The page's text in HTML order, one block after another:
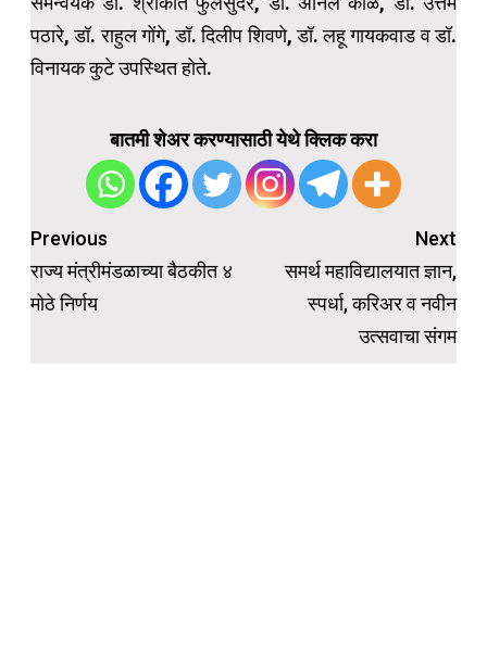
पठारे, डॉ. राहुल गोंगे, डॉ. दिलीप शिवणे, डॉ. लहू गायकवाड व डॉ.
विनायक कुटे उपस्थित होते.
बातमी शेअर करण्यासाठी येथे क्लिक करा
Post
navigation
Previous
राज्य मंत्रीमंडळाच्या बैठकीत ४
मोठे निर्णय
Next
समर्थ महाविद्यालयात ज्ञान,
स्पर्धा, करिअर व नवीन
उत्सवाचा संगम